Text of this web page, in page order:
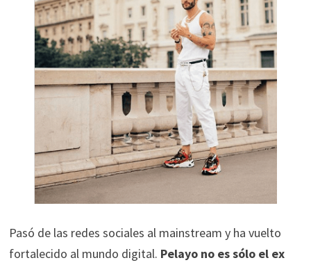
Pasó de las redes sociales al mainstream y ha vuelto
fortalecido al mundo digital. Pelayo no es sólo el ex